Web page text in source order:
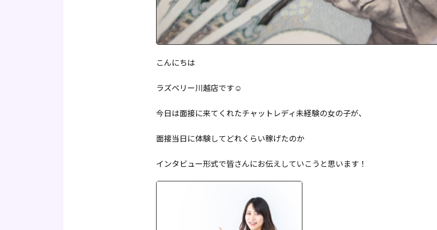
こんにちは
ラズベリー川越店です☺
今日は面接に来てくれたチャットレディ未経験の女の子が、
面接当日に体験してどれくらい稼げたのか
インタビュー形式で皆さんにお伝えしていこうと思います！